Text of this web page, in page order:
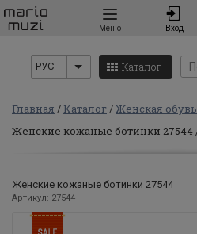
Навигация
Меню Вход
РУС Каталог
Главная Каталог Женская обувь
Женские кожаные ботинки 27544
Женские кожаные ботинки 27544
Артикул: 27544